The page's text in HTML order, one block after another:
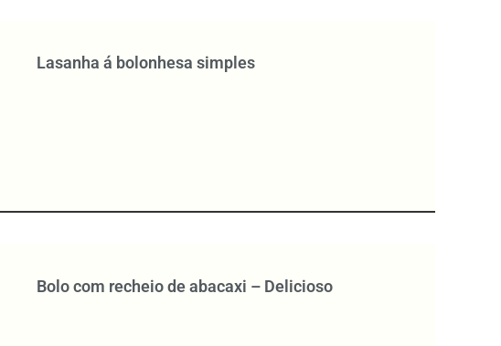
Lasanha á bolonhesa simples
Bolo com recheio de abacaxi – Delicioso